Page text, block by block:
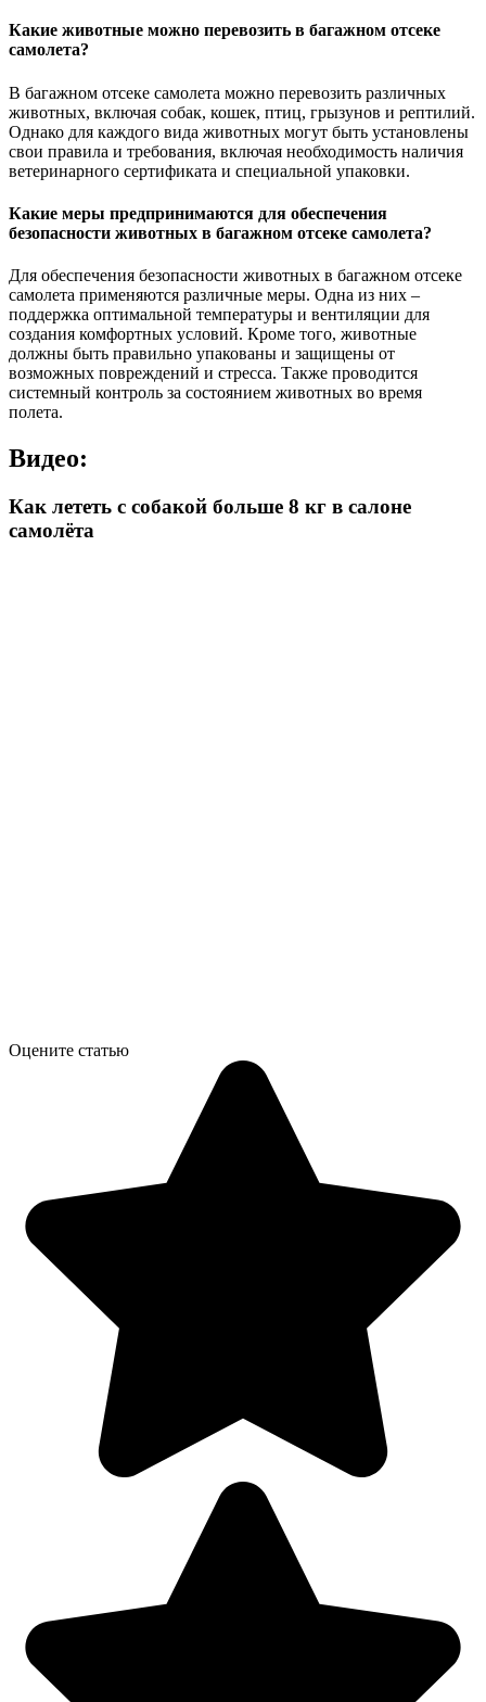
Какие животные можно перевозить в багажном отсеке
самолета?
В багажном отсеке самолета можно перевозить различных
животных, включая собак, кошек, птиц, грызунов и рептилий.
Однако для каждого вида животных могут быть установлены
свои правила и требования, включая необходимость наличия
ветеринарного сертификата и специальной упаковки.
Какие меры предпринимаются для обеспечения
безопасности животных в багажном отсеке самолета?
Для обеспечения безопасности животных в багажном отсеке
самолета применяются различные меры. Одна из них –
поддержка оптимальной температуры и вентиляции для
создания комфортных условий. Кроме того, животные
должны быть правильно упакованы и защищены от
возможных повреждений и стресса. Также проводится
системный контроль за состоянием животных во время
полета.
Видео:
Как лететь с собакой больше 8 кг в салоне
самолёта
Оцените статью